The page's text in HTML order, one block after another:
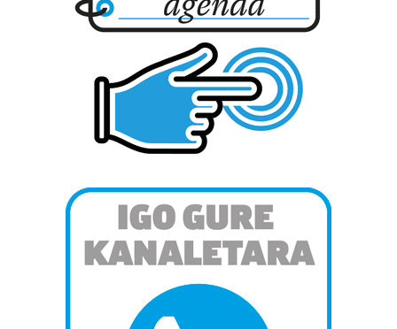
interes komertzial legitimoetan babesten dira. Ikusi gure
bazkideen zerrenda, beren ustez zein helburutarako
duten interes legitimoa eta horren aurka nola egin
dezakezun ikusteko.
Lortu zure datu pertsonalak prozesatzeko moduari
buruzko informazio gehiago eta ezarri zure lehentasunak
Webgune honek cookie propioak eta hirugarrenen cookie-
fitxategiak erabiltzen ditu. Zure esperientzia eta
zerbitzuak hobetzeko asmoz, cookie teknologiaz
baliatzen gara. Ohar hau onartuz gero, teknologia hori
erabiltzeko baimen esplizitua ematen diguzu.